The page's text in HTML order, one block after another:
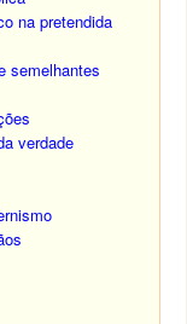
na pretendida
semelhantes
verdade